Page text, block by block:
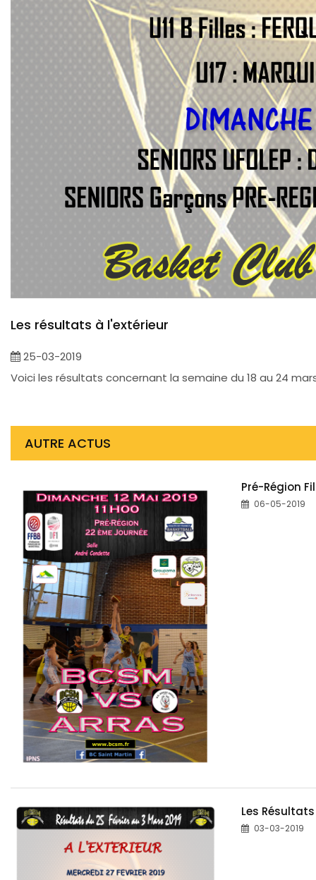
Les résultats à l'extérieur
25-03-2019
Voici les résultats concernant la semaine du 18 au 24
AUTRE ACTUS
Pré-Région
06-05-2019
Les
03-03-2019